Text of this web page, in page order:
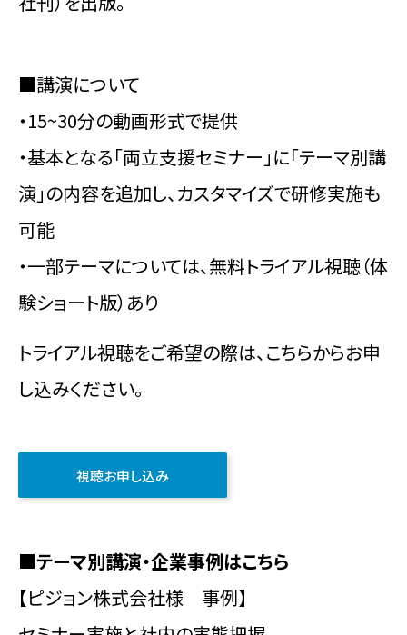
■講演について
・15~30分の動画形式で提供
・基本となる「両立支援セミナー」に「テーマ別講
演」の内容を追加し、カスタマイズで研修実施も
可能
・一部テーマについては、無料トライアル視聴（体
験ショート版）あり
トライアル視聴をご希望の際は、こちらからお申
し込みください。
視聴お申し込み
■テーマ別講演・企業事例はこちら
【ピジョン株式会社様 事例】